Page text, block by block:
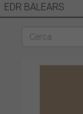
EDR BALEARS